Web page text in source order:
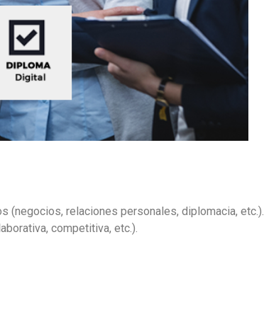
(negocios, relaciones personales, diplomacia, etc.).
competitiva, etc.).